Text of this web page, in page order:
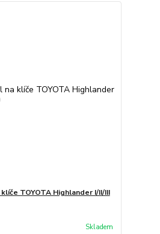
TOYOTA Highlander I/II/III
Skladem